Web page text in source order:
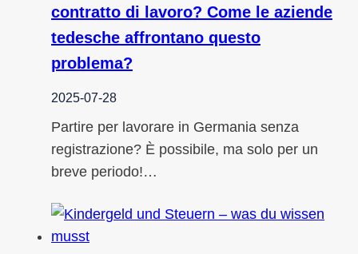
contratto di lavoro? Come le aziende
tedesche affrontano questo
problema?
2025-07-28
Partire per lavorare in Germania senza
registrazione? È possibile, ma solo per un
breve periodo!…